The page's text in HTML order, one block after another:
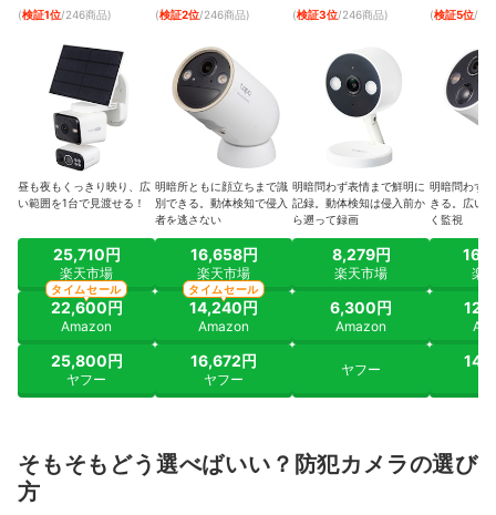
(検証1位/246商品)
昼も夜もくっきり映り、広
い範囲を1台で見渡せる！
25,710円
楽天市場
22,600円
Amazon
タイムセール
25,800円
ヤフー
(検証2位/246商品)
明暗所ともに顔立ちまで識
別できる。動体検知で侵入
者を逃さない
16,658円
楽天市場
14,240円
Amazon
タイムセール
16,672円
ヤフー
(検証3位/246商品)
明暗問わず表情まで鮮明に
記録。動体検知は侵入前か
ら遡って録画
8,279円
楽天市場
6,300円
Amazon
ヤフー
(検証5位/
明暗問わず
きる。広い
く監視
楽
そもそもどう選べばいい？防犯カメラの選び
方